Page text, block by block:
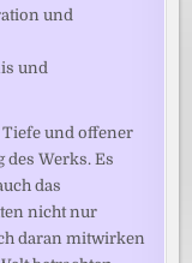
und
und
und offener
des Werks. Es
das
nicht nur
daran mitwirken